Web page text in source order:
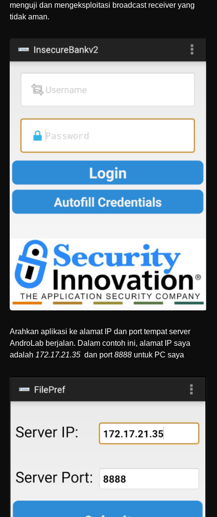
menguji dan mengeksploitasi broadcast receiver yang
tidak aman.
Arahkan aplikasi ke alamat IP dan port tempat server
AndroLab berjalan. Dalam contoh ini, alamat IP saya
adalah 172.17.21.35 dan port8888 untuk PC saya